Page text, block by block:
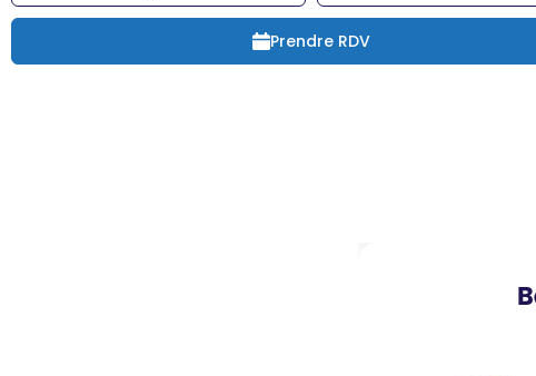
Prendre RDV